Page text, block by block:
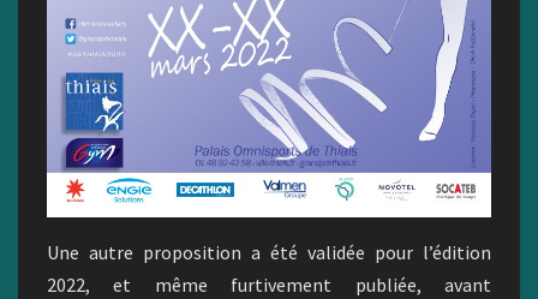
Une autre proposition a été validée pour l’édition
2022, et même furtivement publiée, avant